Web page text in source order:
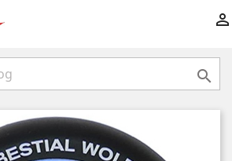

